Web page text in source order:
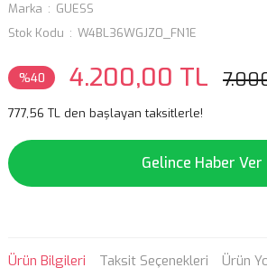
Marka
GUESS
Stok Kodu
W4BL36WGJZ0_FN1E
%40 4.200,00 TL
777,56 TL den başlayan taksitlerle!
Gelince Haber Ver
Ürün Bilgileri Taksit Seçenekleri Ürün